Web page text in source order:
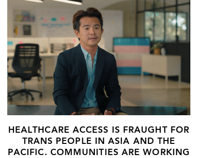
HEALTHCARE ACCESS IS FRAUGHT FOR
TRANS PEOPLE IN ASIA AND THE
PACIFIC. COMMUNITIES ARE WORKING